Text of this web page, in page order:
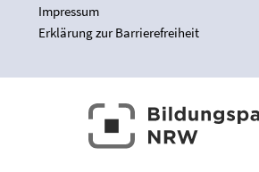
Impressum
Erklärung zur Barrierefreiheit